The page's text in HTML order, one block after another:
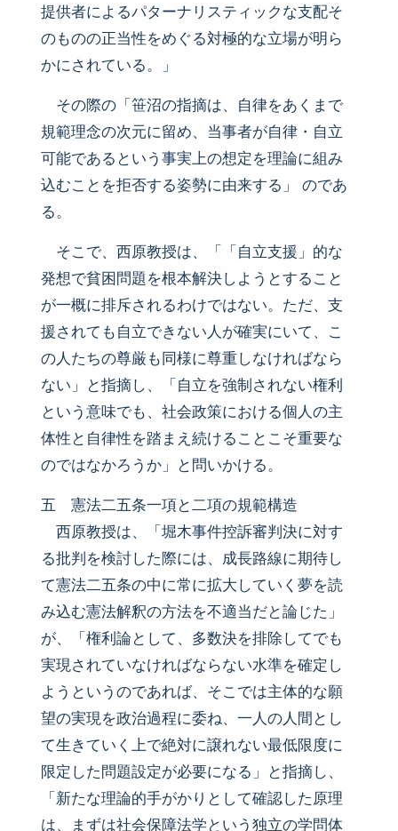
提供者によるパターナリスティックな支配そ
のものの正当性をめぐる対極的な立場が明ら
かにされている。」
その際の「笹沼の指摘は、自律をあくまで
規範理念の次元に留め、当事者が自律・自立
可能であるという事実上の想定を理論に組み
込むことを拒否する姿勢に由来する」 のであ
る。
そこで、西原教授は、「「自立支援」的な
発想で貧困問題を根本解決しようとすること
が一概に排斥されるわけではない。ただ、支
援されても自立できない人が確実にいて、こ
の人たちの尊厳も同様に尊重しなければなら
ない」と指摘し、「自立を強制されない権利
という意味でも、社会政策における個人の主
体性と自律性を踏まえ続けることこそ重要な
のではなかろうか」と問いかける。
五 憲法二五条一項と二項の規範構造
西原教授は、「堀木事件控訴審判決に対す
る批判を検討した際には、成長路線に期待し
て憲法二五条の中に常に拡大していく夢を読
み込む憲法解釈の方法を不適当だと論じた」
が、「権利論として、多数決を排除してでも
実現されていなければならない水準を確定し
ようというのであれば、そこでは主体的な願
望の実現を政治過程に委ね、一人の人間とし
て生きていく上で絶対に譲れない最低限度に
限定した問題設定が必要になる」と指摘し、
「新たな理論的手がかりとして確認した原理
は、まずは社会保障法学という独立の学問体